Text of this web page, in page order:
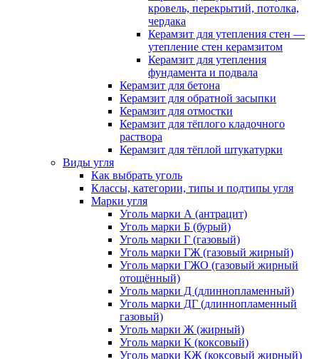
кровель, перекрытий, потолка,
чердака
Керамзит для утепления стен —
утепление стен керамзитом
Керамзит для утепления
фундамента и подвала
Керамзит для бетона
Керамзит для обратной засыпки
Керамзит для отмостки
Керамзит для тёплого кладочного
раствора
Керамзит для тёплой штукатурки
Виды угля
Как выбрать уголь
Классы, категории, типы и подтипы угля
Марки угля
Уголь марки А (антрацит)
Уголь марки Б (бурый)
Уголь марки Г (газовый)
Уголь марки ГЖ (газовый жирный)
Уголь марки ГЖО (газовый жирный
отощённый)
Уголь марки Д (длиннопламенный)
Уголь марки ДГ (длиннопламенный
газовый)
Уголь марки Ж (жирный)
Уголь марки К (коксовый)
Уголь марки КЖ (коксовый жирный)